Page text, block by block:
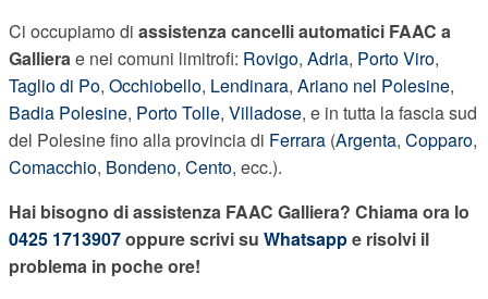
Ci occupiamo di assistenza cancelli automatici FAAC a
Galliera e nei comuni limitrofi: Rovigo, Adria, Porto Viro,
Taglio di Po, Occhiobello, Lendinara, Ariano nel Polesine,
Badia Polesine, Porto Tolle, Villadose, e in tutta la fascia sud
del Polesine fino alla provincia di Ferrara (Argenta, Copparo,
Comacchio, Bondeno, Cento, ecc.).
Hai bisogno di assistenza FAAC Galliera? Chiama ora lo
0425 1713907oppure scrivi su Whatsappe risolvi il
problema in poche ore!